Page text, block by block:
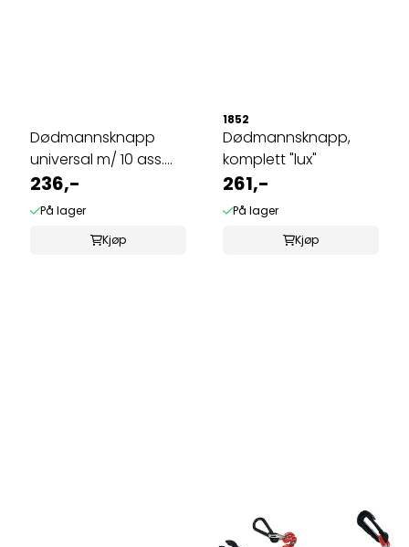
Dødmannsknapp
universal m/ 10 ass.
nøkler
236,-
På lager
Kjøp
1852
Dødmannsknapp,
komplett "lux"
261,-
På lager
Kjøp